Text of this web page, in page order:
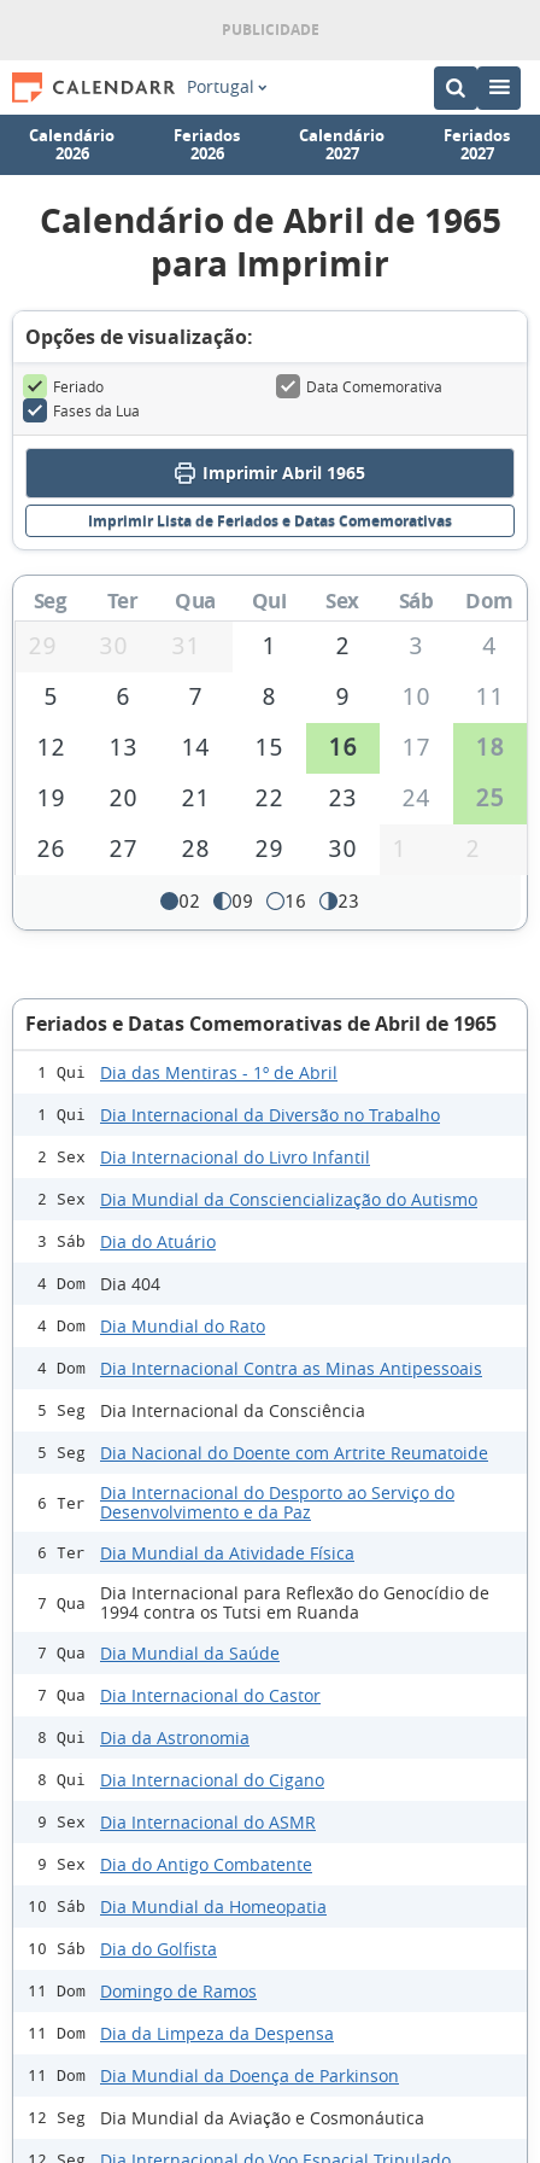
Portugal
Calendário
2026
Feriados
2026
Calendário
2027
Feriados
2027
Calendário de Abril de 1965
para Imprimir
Opções de visualização:
Feriado
Data Comemorativa
Fases da Lua
Imprimir Abril 1965
Imprimir Lista de Feriados e Datas Comemorativas
Seg Ter Qua Qui Sex Sáb Dom
29 30 31 1 2 3
4
5
6 7 8 9 10
11
12
13 14 15 16 17
18
19
20 21 22 23 24
25
26
27 28 29 30 1 2
02 09 16 23
Feriados e Datas Comemorativas de Abril de 1965
1 Qui Dia das Mentiras - 1º de Abril
1 Qui Dia Internacional da Diversão no Trabalho
2 Sex Dia Internacional do Livro Infantil
2 Sex Dia Mundial da Consciencialização do Autismo
3 Sáb Dia do Atuário
4 Dom Dia 404
4 Dom Dia Mundial do Rato
4 Dom Dia Internacional Contra as Minas Antipessoais
5 Seg Dia Internacional da Consciência
5 Seg Dia Nacional do Doente com Artrite Reumatoide
6 Ter
Dia Internacional do Desporto ao Serviço do
Desenvolvimento e da Paz
6 Ter Dia Mundial da Atividade Física
7 Qua
Dia Internacional para Reflexão do Genocídio de
1994 contra os Tutsi em Ruanda
7 Qua Dia Mundial da Saúde
7 Qua Dia Internacional do Castor
8 Qui Dia da Astronomia
8 Qui Dia Internacional do Cigano
9 Sex Dia Internacional do ASMR
9 Sex Dia do Antigo Combatente
10 Sáb Dia Mundial da Homeopatia
10 Sáb Dia do Golfista
11 Dom Domingo de Ramos
11 Dom Dia da Limpeza da Despensa
11 Dom Dia Mundial da Doença de Parkinson
12 Seg Dia Mundial da Aviação e Cosmonáutica